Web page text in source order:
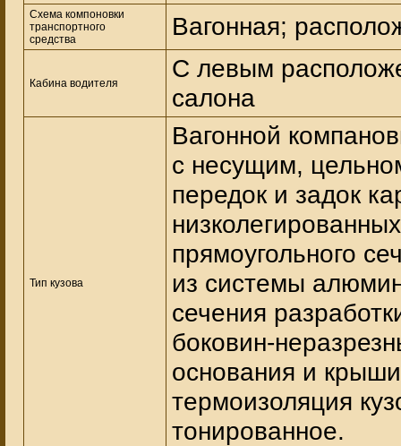
Схема компоновки
транспортного
средства
Вагонная;
Кабина водителя
С левым
салона
Тип кузова
Вагонной
с несущим,
передок и задок
прямоугольного
из системы
сечения
боковин-
основания и
термоизоляция
тонированное.